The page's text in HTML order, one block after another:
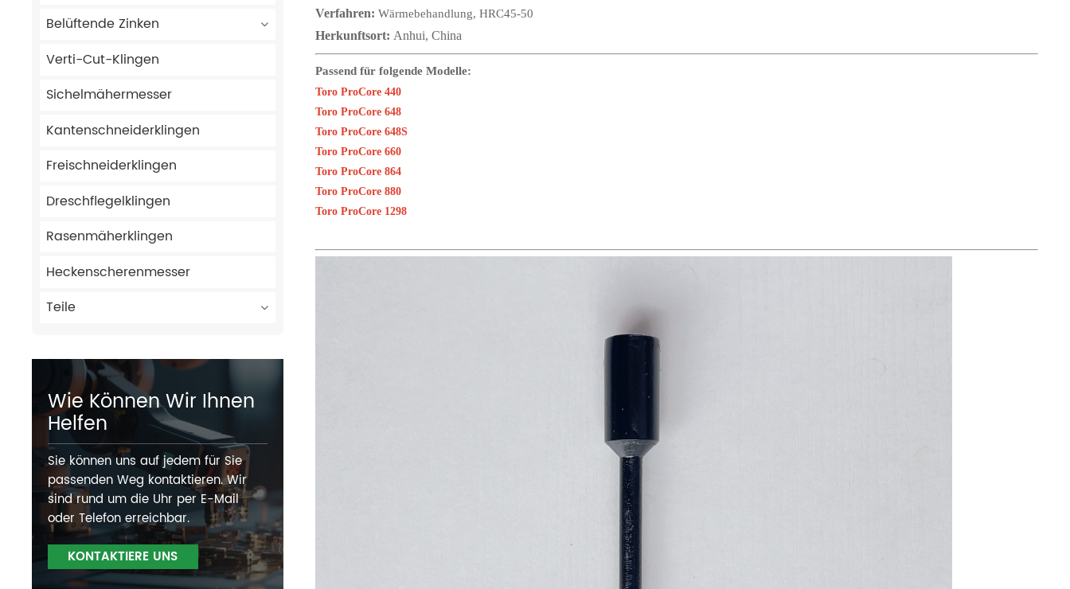
Belüftende Zinken
Verti-Cut-Klingen
Sichelmähermesser
Kantenschneiderklingen
Freischneiderklingen
Dreschflegelklingen
Rasenmäherklingen
Heckenscherenmesser
Teile
Wie Können Wir Ihnen
Helfen
Sie können uns auf jedem für Sie
passenden Weg kontaktieren. Wir
sind rund um die Uhr per E-Mail
oder Telefon erreichbar.
KONTAKTIERE UNS
Verfahren: Wärmebehandlung, HRC45-50
Herkunftsort: Anhui, China
Passend für folgende Modelle:
Toro ProCore 440
Toro ProCore 648
Toro ProCore 648S
Toro ProCore 660
Toro ProCore 864
Toro ProCore 880
Toro ProCore 1298